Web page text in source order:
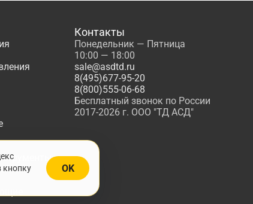
Контакты
Понедельник — Пятница
10:00 — 18:00
sale@asdtd.ru
8(495)677-95-20
8(800)555-06-68
Бесплатный звонок по России
2017-2026 г. ООО "ТД АСД"
кнопку
OK